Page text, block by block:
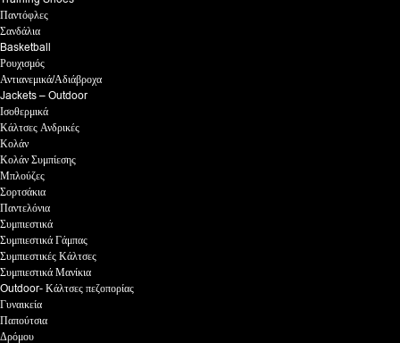
Παντόφλες
Σανδάλια
Basketball
Ρουχισμός
Αντιανεμικά/Αδιάβροχα
Jackets – Outdoor
Ισοθερμικά
Κάλτσες Ανδρικές
Κολάν
Κολάν Συμπίεσης
Μπλούζες
Σορτσάκια
Παντελόνια
Συμπιεστικά
Συμπιεστικά Γάμπας
Συμπιεστικές Κάλτσες
Συμπιεστικά Μανίκια
Outdoor- Κάλτσες πεζοπορίας
Γυναικεία
Παπούτσια
Δρόμου